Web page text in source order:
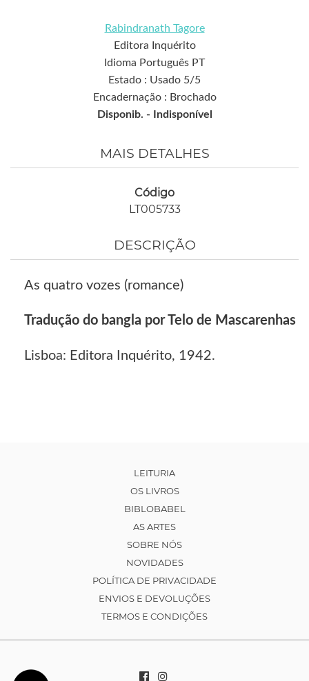
Rabindranath Tagore
Editora Inquérito
Idioma Português PT
Estado : Usado 5/5
Encadernação : Brochado
Disponib. -
Indisponível
MAIS DETALHES
Código
LT005733
DESCRIÇÃO
As quatro vozes (romance)
Tradução do bangla por Telo de Mascarenhas
Lisboa: Editora Inquérito, 1942.
LEITURIA
OS LIVROS
BIBLOBABEL
AS ARTES
SOBRE NÓS
NOVIDADES
POLÍTICA DE PRIVACIDADE
ENVIOS E DEVOLUÇÕES
TERMOS E CONDIÇÕES